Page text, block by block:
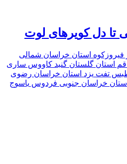
تا دل کویرهای لوت
فیروزکوه استان خراسان شمالی
قم استان گلستان گنبد کاووس ساری
تفت یزد استان خراسان رضوی
استان خراسان جنوبی فردوس یاسوج